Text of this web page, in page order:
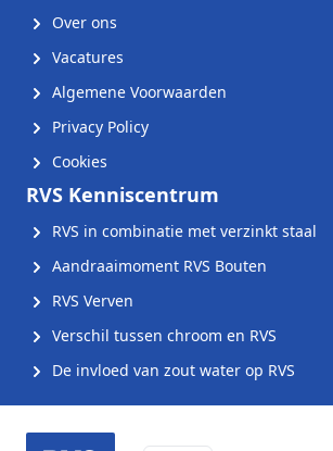
Over ons
Vacatures
Algemene Voorwaarden
Privacy Policy
Cookies
RVS Kenniscentrum
RVS in combinatie met verzinkt staal
Aandraaimoment RVS Bouten
RVS Verven
Verschil tussen chroom en RVS
De invloed van zout water op RVS